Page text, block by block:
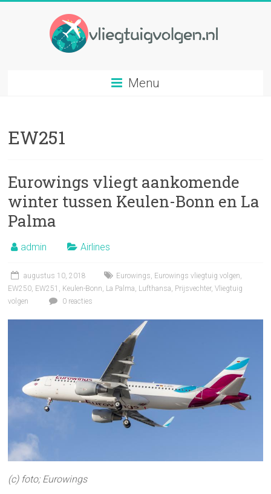
elk
gewenst
op
basis
van
vluchtnummer
Menu
EW251
Eurowings vliegt aankomende
winter tussen Keulen-Bonn en La
Palma
admin Airlines
augustus 10, 2018 Eurowings, Eurowings vliegtuig volgen,
EW250, EW251 , Keulen-Bonn, La Palma, Lufthansa, Prijsvechter,Vliegtuig
volgen
0 reacties
(c) foto; Eurowings